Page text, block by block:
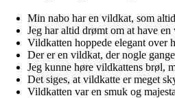
Min nabo har en vildkat, som
Jeg har altid drømt om at have
Vildkatten hoppede elegant over
Der er en vildkat, der nogle
Jeg kunne høre vildkattens brøl,
Det siges, at vildkatte er meget
Vildkatten var en smuk og